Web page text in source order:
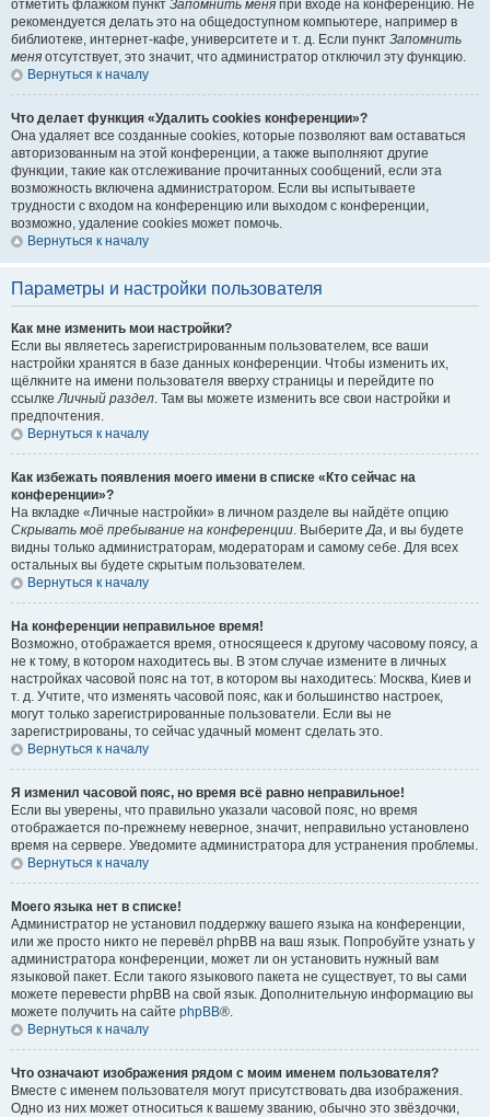
отметить флажком пункт Запомнить меня при входе на конференцию. Не
рекомендуется делать это на общедоступном компьютере, например в
библиотеке, интернет-кафе, университете и т. д. Если пункт Запомнить
меня отсутствует, это значит, что администратор отключил эту функцию.
Вернуться к началу
Что делает функция «Удалить cookies конференции»?
Она удаляет все созданные cookies, которые позволяют вам оставаться
авторизованным на этой конференции, а также выполняют другие
функции, такие как отслеживание прочитанных сообщений, если эта
возможность включена администратором. Если вы испытываете
трудности с входом на конференцию или выходом с конференции,
возможно, удаление cookies может помочь.
Вернуться к началу
Параметры и настройки пользователя
Как мне изменить мои настройки?
Если вы являетесь зарегистрированным пользователем, все ваши
настройки хранятся в базе данных конференции. Чтобы изменить их,
щёлкните на имени пользователя вверху страницы и перейдите по
ссылкеЛичный раздел. Там вы можете изменить все свои настройки и
предпочтения.
Вернуться к началу
Как избежать появления моего имени в списке «Кто сейчас на
конференции»?
На вкладке «Личные настройки» в личном разделе вы найдёте опцию
Скрывать моё пребывание на конференции. ВыберитеДа, и вы будете
видны только администраторам, модераторам и самому себе. Для всех
остальных вы будете скрытым пользователем.
Вернуться к началу
На конференции неправильное время!
Возможно, отображается время, относящееся к другому часовому поясу, а
не к тому, в котором находитесь вы. В этом случае измените в личных
настройках часовой пояс на тот, в котором вы находитесь: Москва, Киев и
т. д. Учтите, что изменять часовой пояс, как и большинство настроек,
могут только зарегистрированные пользователи. Если вы не
зарегистрированы, то сейчас удачный момент сделать это.
Вернуться к началу
Я изменил часовой пояс, но время всё равно неправильное!
Если вы уверены, что правильно указали часовой пояс, но время
отображается по-прежнему неверное, значит, неправильно установлено
время на сервере. Уведомите администратора для устранения проблемы.
Вернуться к началу
Моего языка нет в списке!
Администратор не установил поддержку вашего языка на конференции,
или же просто никто не перевёл phpBB на ваш язык. Попробуйте узнать у
администратора конференции, может ли он установить нужный вам
языковой пакет. Если такого языкового пакета не существует, то вы сами
можете перевести phpBB на свой язык. Дополнительную информацию вы
можете получить на сайте phpBB®.
Вернуться к началу
Что означают изображения рядом с моим именем пользователя?
Вместе с именем пользователя могут присутствовать два изображения.
Одно из них может относиться к вашему званию, обычно это звёздочки,